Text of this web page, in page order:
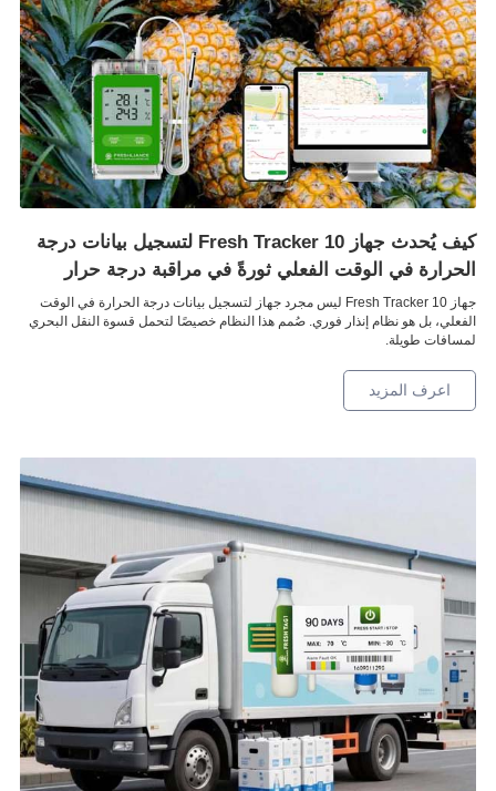
كيف يُحدث جهاز Fresh Tracker 10 لتسجيل بيانات درجة
الحرارة في الوقت الفعلي ثورةً في مراقبة درجة حرار
جهاز Fresh Tracker 10 ليس مجرد جهاز لتسجيل بيانات درجة الحرارة في الوقت
الفعلي، بل هو نظام إنذار فوري. صُمم هذا النظام خصيصًا لتحمل قسوة النقل البحري
لمسافات طويلة.
اعرف المزيد